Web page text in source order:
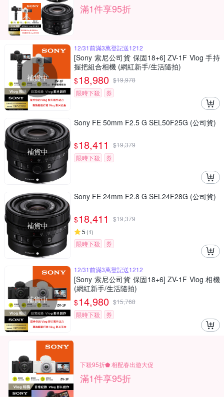
滿1件享95折
補貨中
12/31前滿3萬登記送1212
[Sony 索尼公司貨 保固18+6] ZV-1F Vlog 手持
握把組合相機 (網紅新手/生活隨拍)
$18,980 $19,978
限時下殺
券
補貨中
Sony FE 50mm F2.5 G SEL50F25G (公司貨)
$18,411 $19,379
限時下殺
券
補貨中
Sony FE 24mm F2.8 G SEL24F28G (公司貨)
$18,411 $19,379
5 (1)
限時下殺 券
補貨中
12/31前滿3萬登記送1212
[Sony 索尼公司貨 保固18+6] ZV-1F Vlog 相機
(網紅新手/生活隨拍)
$14,980 $15,768
限時下殺
券
下殺95折⬟ 相配春出遊大促
滿1件享95折